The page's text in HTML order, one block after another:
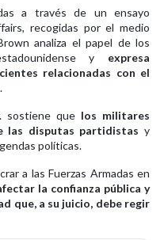
a través de un ensayo
recogidas por el medio
analiza el papel de los
y expresa
relacionadas con el
.
sostiene que los militares
las disputas partidistas y
políticas.
a las Fuerzas Armadas en
la confianza pública y
que, a su juicio, debe regir